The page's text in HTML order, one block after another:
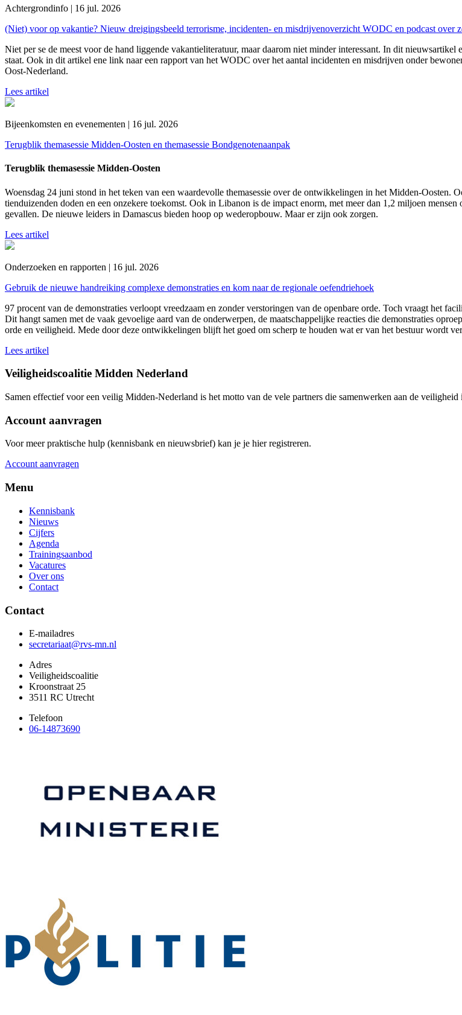
Achtergrondinfo | 16 jul. 2026
(Niet) voor op vakantie? Nieuw dreigingsbeeld terrorisme, incidenten- en misdrijvenoverzicht WODC en podcast over
Niet per se de meest voor de hand liggende vakantieliteratuur, maar daarom niet minder interessant. In dit
staat. Ook in dit artikel ene link naar een rapport van het WODC over het aantal incidenten en misdrijven onder
Oost-Nederland.
Lees artikel
Bijeenkomsten en evenementen | 16 jul. 2026
Terugblik themasessie Midden-Oosten en themasessie Bondgenotenaanpak
Terugblik themasessie Midden-Oosten
Woensdag 24 juni stond in het teken van een waardevolle themasessie over de ontwikkelingen in het Midden-Oosten.
tienduizenden doden en een onzekere toekomst. Ook in Libanon is de impact enorm, met meer dan 1,2 miljoen
gevallen. De nieuwe leiders in Damascus bieden hoop op wederopbouw. Maar er zijn ook zorgen.
Lees artikel
Onderzoeken en rapporten | 16 jul. 2026
Gebruik de nieuwe handreiking complexe demonstraties en kom naar de regionale oefendriehoek
97 procent van de demonstraties verloopt vreedzaam en zonder verstoringen van de openbare orde. Toch vraagt het
Dit hangt samen met de vaak gevoelige aard van de onderwerpen, de maatschappelijke reacties die demonstraties
orde en veiligheid. Mede door deze ontwikkelingen blijft het goed om scherp te houden wat er van het bestuur wordt
Lees artikel
Veiligheidscoalitie Midden Nederland
Samen effectief voor een veilig Midden-Nederland is het motto van de vele partners die samenwerken aan de
Account aanvragen
Voor meer praktische hulp (kennisbank en nieuwsbrief) kan je je hier registreren.
Account aanvragen
Menu
Kennisbank
Nieuws
Cijfers
Agenda
Trainingsaanbod
Vacatures
Over ons
Contact
Contact
E-mailadres
secretariaat@rvs-mn.nl
Adres
Veiligheidscoalitie
Kroonstraat 25
3511 RC Utrecht
Telefoon
06-14873690